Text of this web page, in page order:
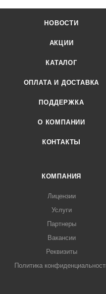
НОВОСТИ
АКЦИИ
КАТАЛОГ
ОПЛАТА И ДОСТАВКА
ПОДДЕРЖКА
О КОМПАНИИ
КОНТАКТЫ
КОМПАНИЯ
Лицензии
Услуги
Партнеры
Вакансии
Реквизиты
Политика